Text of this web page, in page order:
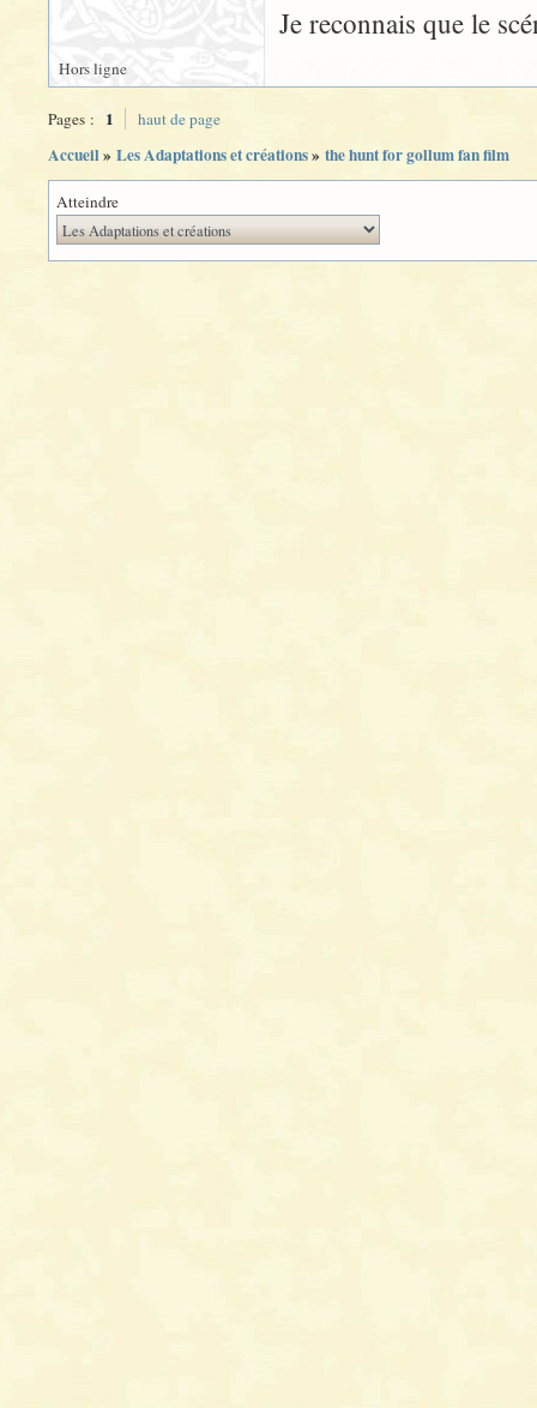
Je reconnais que le
Hors ligne
Pages : 1 haut de page
Accueil» Les Adaptations et créations» the hunt for gollum fan film
Atteindre